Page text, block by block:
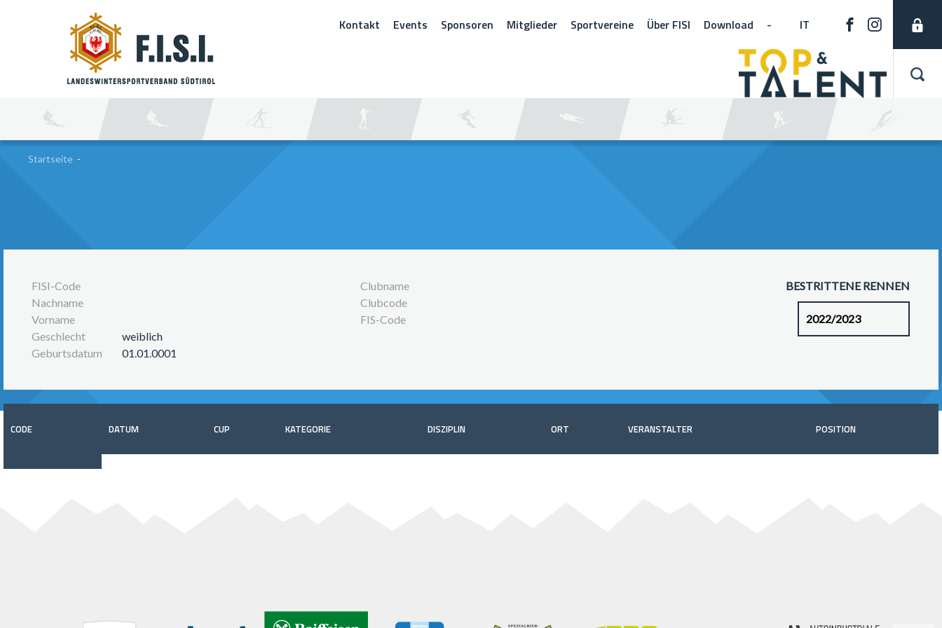
Kontakt Events Sponsoren Mitglieder Sportvereine Über FISI Download - IT
Startseite -
FISI-Code
Nachname
Vorname
Geschlecht
weiblich
Geburtsdatum
01.01.0001
Clubname
Clubcode
FIS-Code
BESTRITTENE RENNEN
CODE DATUM CUP KATEGORIE DISZIPLIN ORT VERANSTALTER POSITION